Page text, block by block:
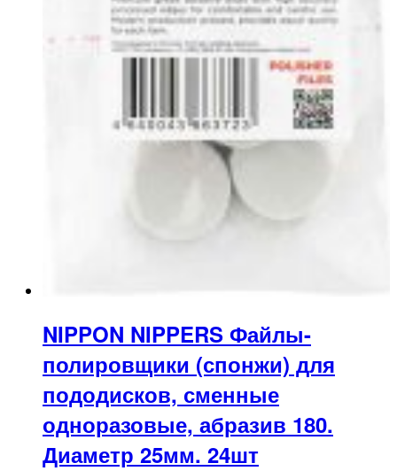
NIPPON NIPPERS Файлы-
полировщики (спонжи) для
пододисков, сменные
одноразовые, абразив 180.
Диаметр 25мм. 24шт